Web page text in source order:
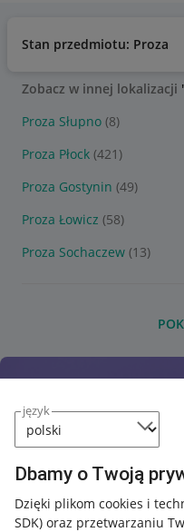
język
Dbamy o Twoją
Dzięki plikom cookies i
SDK) oraz przetwarzaniu
Stan przedmiotu: Proza
Zobacz w innej lokalizacji
Proza Słupno (8)
Proza Płock (421)
Proza Gostynin (49)
Proza Łowicz (58)
Proza Sochaczew (13)